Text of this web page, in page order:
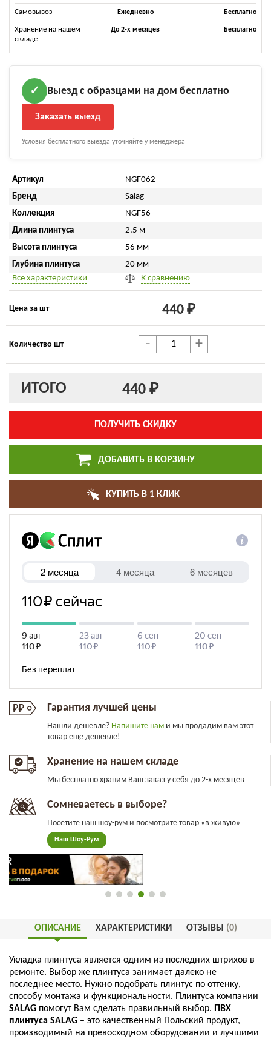
Самовывоз Ежедневно Бесплатно
Хранение на нашем
складе
До 2-х месяцев Бесплатно
✓ Выезд с образцами на дом бесплатно
Заказать выезд
Условия бесплатного выезда уточняйте у менеджера
Артикул
NGF062
Бренд
Salag
Коллекция
NGF56
Длина плинтуса
2.5 м
Высота плинтуса
56 мм
Глубина плинтуса
20 мм
Все характеристики
К сравнению
Цена за шт 440 ₽
Количество шт - +
ИТОГО 440 ₽
ПОЛУЧИТЬ СКИДКУ
ДОБАВИТЬ В КОРЗИНУ
КУПИТЬ В 1 КЛИК
Гарантия лучшей цены
Нашли дешевле? Напишите нам и мы продадим вам этот
товар еще дешевле!
Хранение на нашем складе
Мы бесплатно храним Ваш заказ у себя до 2-х месяцев
Сомневаетесь в выборе?
Посетите наш шоу-рум и посмотрите товар «в живую»
Наш Шоу-Рум
ОПИСАНИЕ ХАРАКТЕРИСТИКИ ОТЗЫВЫ (0)
Укладка плинтуса является одним из последних штрихов в
ремонте. Выбор же плинтуса занимает далеко не
последнее место. Нужно подобрать плинтус по оттенку,
способу монтажа и функциональности. Плинтуса компании
SALAG помогут Вам сделать правильный выбор. ПВХ
плинтуса SALAG – это качественный Польский продукт,
производимый на превосходном оборудовании и лучшими